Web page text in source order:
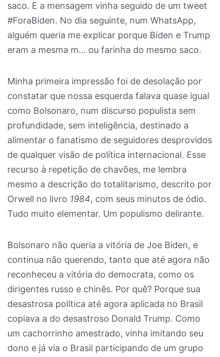
saco. E a mensagem vinha seguido de um tweet
#ForaBiden. No dia seguinte, num WhatsApp,
alguém queria me explicar porque Biden e Trump
eram a mesma m… ou farinha do mesmo saco.
Minha primeira impressão foi de desolação por
constatar que nossa esquerda falava quase igual
como Bolsonaro, num discurso populista sem
profundidade, sem inteligência, destinado a
alimentar o fanatismo de seguidores desprovidos
de qualquer visão de política internacional. Esse
recurso à repetição de chavões, me lembra
mesmo a descrição do totalitarismo, descrito por
Orwell no livro 1984, com seus minutos de ódio.
Tudo muito elementar. Um populismo delirante.
Bolsonaro não queria a vitória de Joe Biden, e
continua não querendo, tanto que até agora não
reconheceu a vitória do democrata, como os
dirigentes russo e chinês. Por quê? Porque sua
desastrosa política até agora aplicada no Brasil
copiava a do desastroso Donald Trump. Como
um cachorrinho amestrado, vinha imitando seu
dono e já via o Brasil participando de um grupo